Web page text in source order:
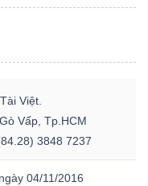
Việt.
Vấp, Tp.HCM
3848 7237
04/11/2016